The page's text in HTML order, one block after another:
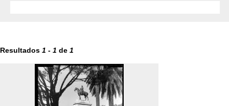
Resultados 1 - 1 de 1